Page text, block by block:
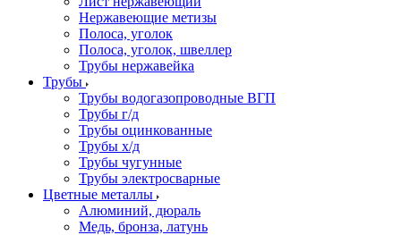
Нержавеющие метизы
Полоса, уголок
Полоса, уголок, швеллер
Трубы нержавейка
Трубы
Трубы водогазопроводные ВГП
Трубы г/д
Трубы оцинкованные
Трубы х/д
Трубы чугунные
Трубы электросварные
Цветные металлы
Алюминий, дюраль
Медь, бронза, латунь